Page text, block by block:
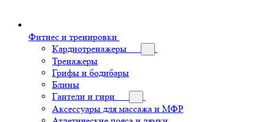
Фитнес и тренировки
Кардиотренажеры
Тренажеры
Грифы и бодибары
Блины
Гантели и гири
Аксессуары для массажа и МФР